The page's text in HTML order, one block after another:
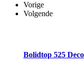
Vorige
Volgende
Bolidtop 525 Deco